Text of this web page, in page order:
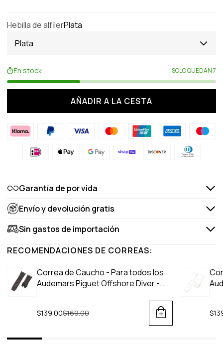
Hebilla de alfilerPlata
Plata
En stock SOLO QUEDAN 7
AÑADIR A LA CESTA
Garantía de por vida
Envío y devolución gratis
Sin gastos de importación
RECOMENDACIONES DE CORREAS:
Correa de Caucho - Para todos los
Audemars Piguet Offshore Diver -
$139.00Regular price
$169.00